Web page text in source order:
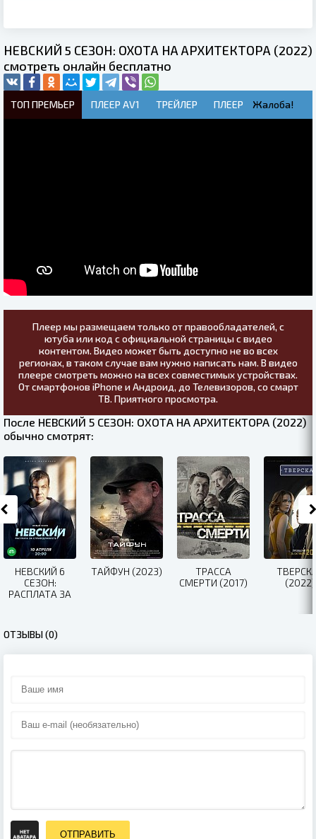
НЕВСКИЙ 5 СЕЗОН: ОХОТА НА АРХИТЕКТОРА (2022)
смотреть онлайн бесплатно
ТОП ПРЕМЬЕР ПЛЕЕР AV1 ТРЕЙЛЕР ПЛЕЕР Жалоба!
Плеер мы размещаем только от правообладателей, с
ютуба или код с официальной страницы с видео
контентом. Видео может быть доступно не во всех
регионах, в таком случае вам нужно написать нам. В видео
плеере смотреть можно на всех совместимых устройствах.
От смартфонов iPhone и Андроид, до Телевизоров, со смарт
ТВ. Приятного просмотра.
После НЕВСКИЙ 5 СЕЗОН: ОХОТА НА АРХИТЕКТОРА (2022)
обычно смотрят:
НЕВСКИЙ 6
СЕЗОН:
РАСПЛАТА ЗА
ТАЙФУН (2023)
ТРАССА
СМЕРТИ (2017)
(2022)
ОТЗЫВЫ (0)
ОТПРАВИТЬ